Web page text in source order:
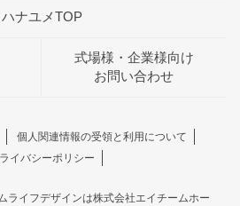
ハナユメTOP
式場様・企業様向け
お問い合わせ
個人関連情報の受領と利用について
イバシーポリシー
ライフデザインは株式会社エイチームホー